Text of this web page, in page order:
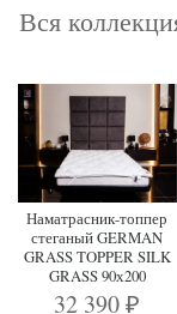
Вся
Наматрасник-топпер
стеганый GERMAN
GRASS TOPPER SILK
GRASS 90х200
32 390₽